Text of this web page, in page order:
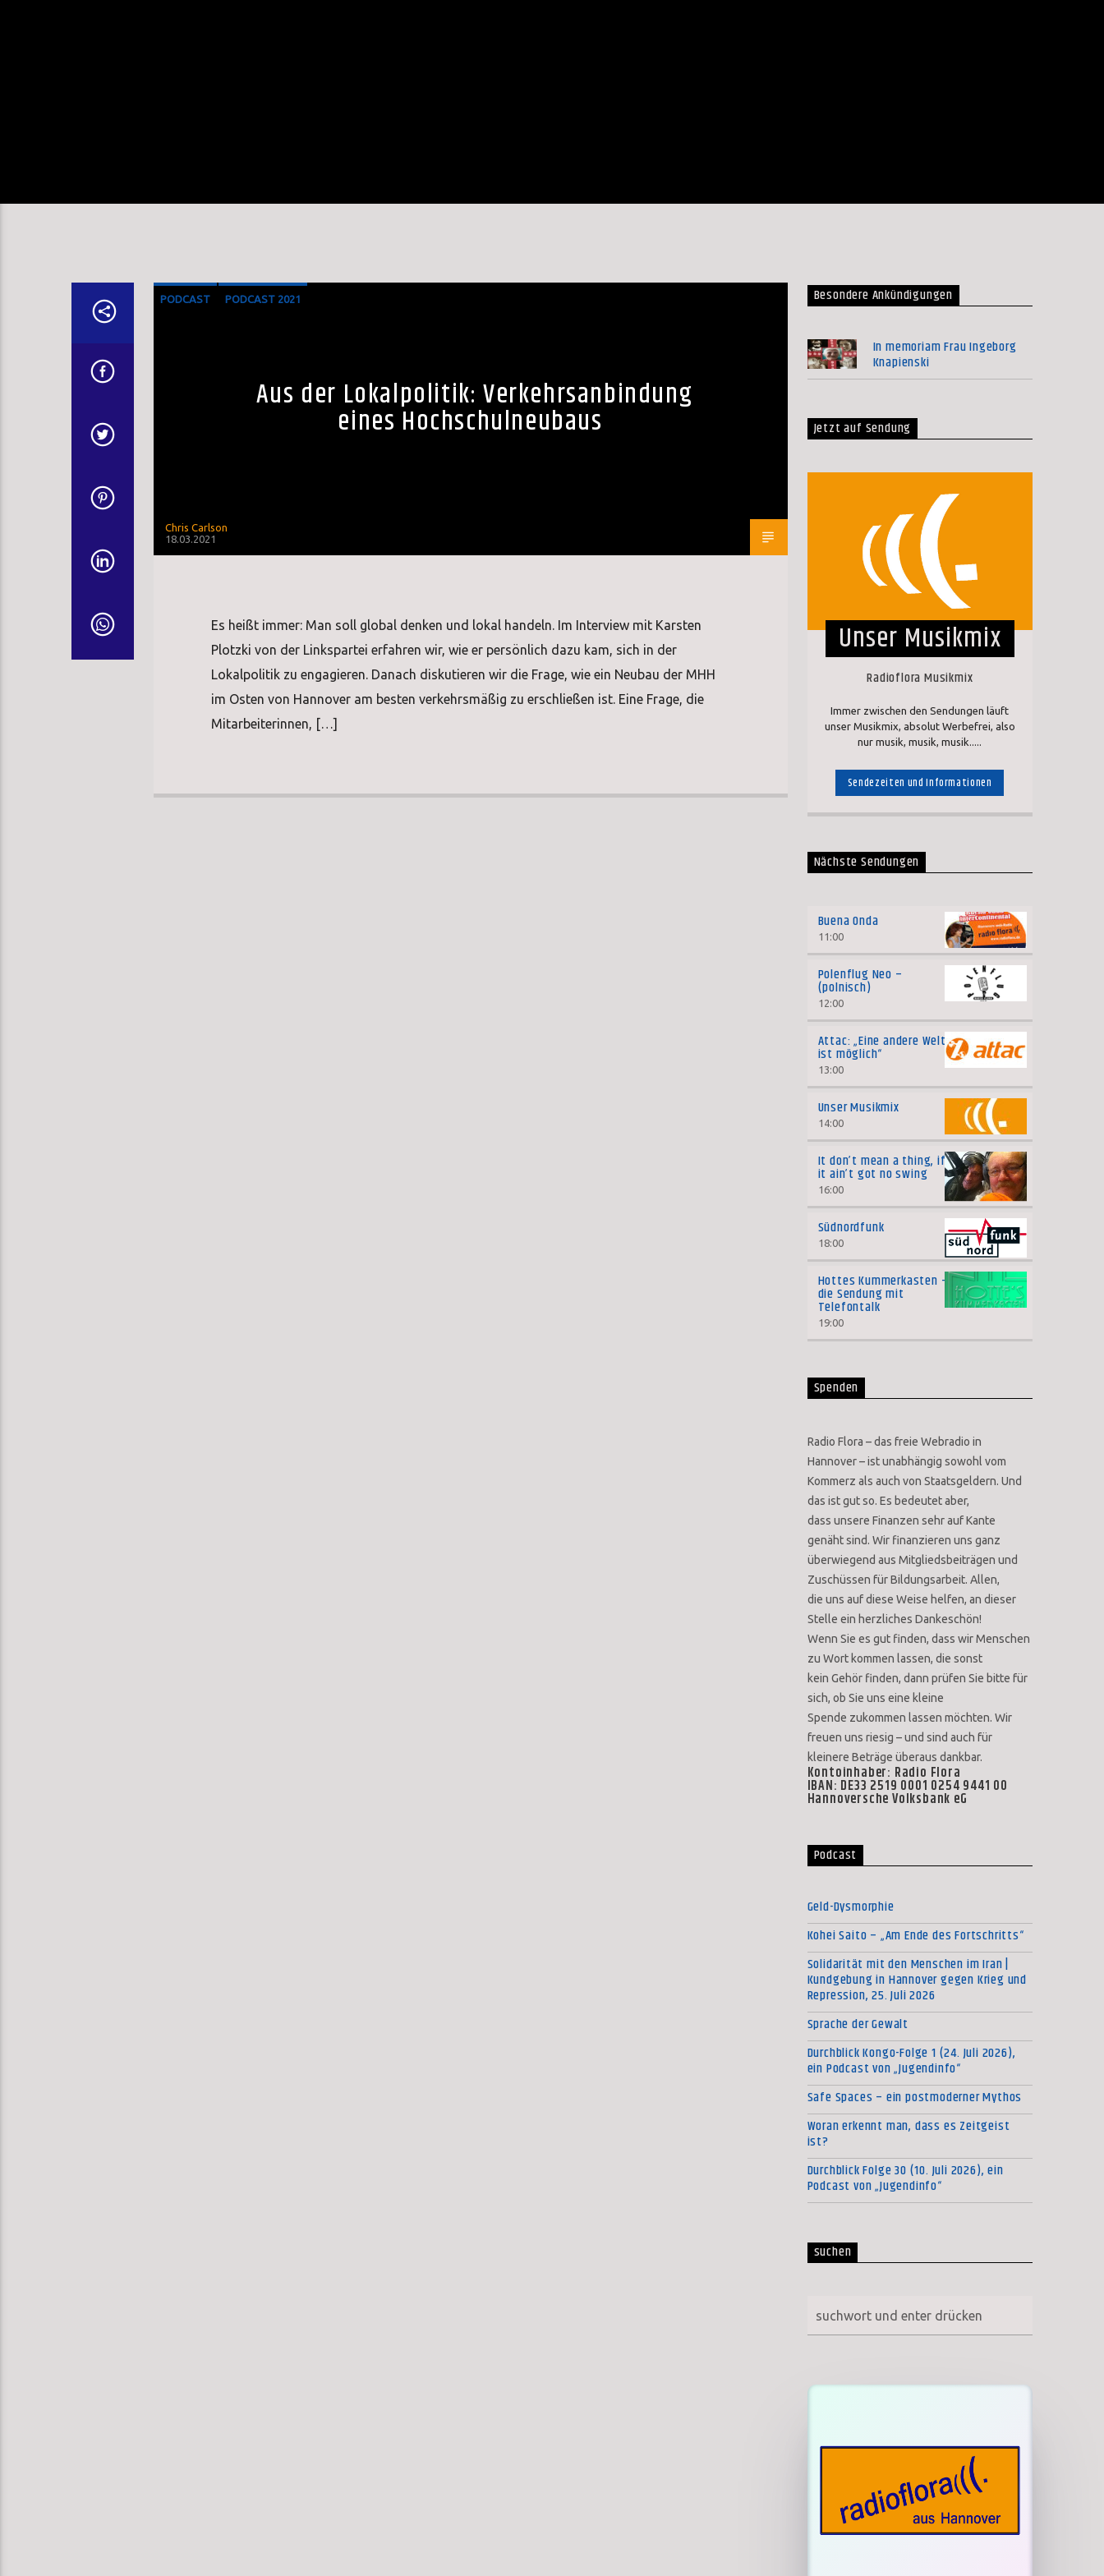
PODCAST PODCAST 2021
Aus der Lokalpolitik: Verkehrsanbindung
eines Hochschulneubaus
Chris Carlson
18.03.2021
Es heißt immer: Man soll global denken und lokal handeln. Im Interview mit Karsten
Plotzki von der Linkspartei erfahren wir, wie er persönlich dazu kam, sich in der
Lokalpolitik zu engagieren. Danach diskutieren wir die Frage, wie ein Neubau der MHH
im Osten von Hannover am besten verkehrsmäßig zu erschließen ist. Eine Frage, die
Mitarbeiterinnen, […]
Besondere Ankündigungen
In memoriam Frau Ingeborg
Knapienski
Jetzt auf Sendung
Unser Musikmix
Radioflora Musikmix
Immer zwischen den Sendungen läuft
unser Musikmix, absolut Werbefrei, also
nur musik, musik, musik.....
Sendezeiten und Informationen
Nächste Sendungen
Buena Onda
11:00
Polenflug Neo –
(polnisch)
12:00
Attac: „Eine andere Welt
ist möglich“
13:00
Unser Musikmix
14:00
It don’t mean a thing, if
it ain’t got no swing
16:00
Südnordfunk
18:00
Hottes Kummerkasten –
die Sendung mit
Telefontalk
19:00
Spenden
Radio Flora – das freie Webradio in
Hannover – ist unabhängig sowohl vom
Kommerz als auch von Staatsgeldern. Und
das ist gut so. Es bedeutet aber,
dass unsere Finanzen sehr auf Kante
genäht sind. Wir finanzieren uns ganz
überwiegend aus Mitgliedsbeiträgen und
Zuschüssen für Bildungsarbeit. Allen,
die uns auf diese Weise helfen, an dieser
Stelle ein herzliches Dankeschön!
Wenn Sie es gut finden, dass wir Menschen
zu Wort kommen lassen, die sonst
kein Gehör finden, dann prüfen Sie bitte für
sich, ob Sie uns eine kleine
Spende zukommen lassen möchten. Wir
freuen uns riesig – und sind auch für
kleinere Beträge überaus dankbar.
Kontoinhaber: Radio Flora
IBAN: DE33 2519 0001 0254 9441 00
Hannoversche Volksbank eG
Podcast
Geld-Dysmorphie
Kohei Saito – „Am Ende des Fortschritts“
Solidarität mit den Menschen im Iran |
Kundgebung in Hannover gegen Krieg und
Repression, 25. Juli 2026
Sprache der Gewalt
Durchblick Kongo-Folge 1 (24. Juli 2026),
ein Podcast von „Jugendinfo“
Safe Spaces – ein postmoderner Mythos
Woran erkennt man, dass es Zeitgeist
ist?
Durchblick Folge 30 (10. Juli 2026), ein
Podcast von „Jugendinfo“
suchen